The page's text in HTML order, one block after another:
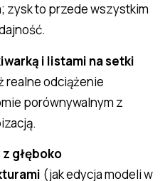
zysk to przede wszystkim
i listami na setki
realne odciążenie
porównywalnym z
głęboko
(jak edycja modeli w